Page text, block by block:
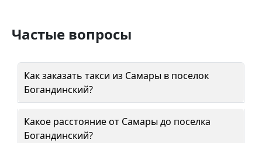
Частые вопросы
Как заказать такси из Самары в поселок
Богандинский?
Какое расстояние от Самары до поселка
Богандинский?